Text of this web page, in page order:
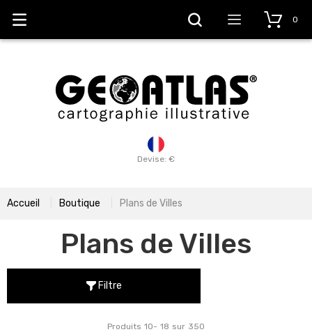
Devise: €
0
Accueil Boutique Plans de Villes
Plans de Villes
Filtre
Produits 10- 18 sur 350